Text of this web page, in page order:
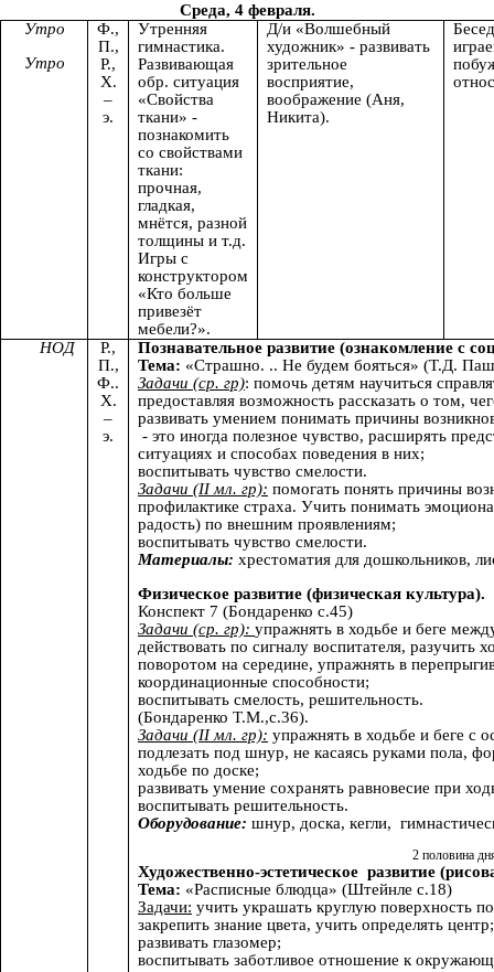
Среда, 4 февраля.
Утро
Утро
Ф.,
П.,
Р.,
Х.
–
э.
Утренняя
гимнастика.
Развивающая
обр. ситуация
«Свойства
ткани» -
познакомить
со свойствами
ткани:
прочная,
гладкая,
мнётся, разной
толщины и т.д.
Игры с
конструктором
«Кто больше
привезёт
мебели?».
Д/и «Волшебный
художник» - развивать
зрительное
восприятие,
воображение (Аня,
Никита).
НОД
Р.,
П.,
Ф..
Х.
–
э.
Познавательное развитие (ознакомление с
Тема: «Страшно. .. Не будем бояться» (Т.Д.
Задачи (ср. гр): помочь детям научиться
предоставляя возможность рассказать о том,
развивать умением понимать причины
- это иногда полезное чувство, расширять
ситуациях и способах поведения в них;
воспитывать чувство смелости.
Задачи (II мл. гр): помогать понять причины
профилактике страха. Учить понимать
радость) по внешним проявлениям;
воспитывать чувство смелости.
Материалы: хрестоматия для дошкольников,
Физическое развитие (физическая культура).
Конспект 7 (Бондаренко с.45)
Задачи (ср. гр): упражнять в ходьбе и беге
действовать по сигналу воспитателя, разучить
поворотом на середине, упражнять в
координационные способности;
воспитывать смелость, решительность.
(Бондаренко Т.М.,с.36).
Задачи (II мл. гр): упражнять в ходьбе и беге с
подлезать под шнур, не касаясь руками пола,
ходьбе по доске;
развивать умение сохранять равновесие при
воспитывать решительность.
Оборудование: шнур, доска, кегли,
2 половина
Художественно-эстетическое развитие
Тема: «Расписные блюдца» (Штейнле с.18)
Задачи: учить украшать круглую поверхность
закрепить знание цвета, учить определять центр;
развивать глазомер;
воспитывать заботливое отношение к